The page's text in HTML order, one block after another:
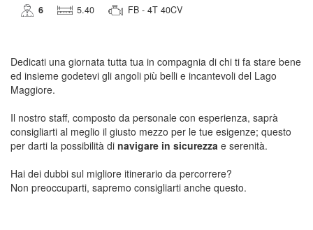
6 5.40 FB - 4T 40CV
Dedicati una giornata tutta tua in compagnia di chi ti fa stare bene
ed insieme godetevi gli angoli più belli e incantevoli del Lago
Maggiore.
Il nostro staff, composto da personale con esperienza, saprà
consigliarti al meglio il giusto mezzo per le tue esigenze; questo
per darti la possibilità di navigare in sicurezza e serenità.
Hai dei dubbi sul migliore itinerario da percorrere?
Non preoccuparti, sapremo consigliarti anche questo.